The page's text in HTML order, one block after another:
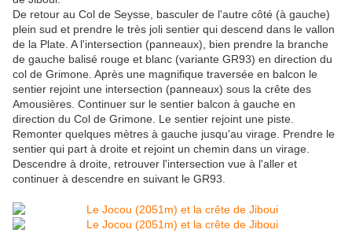
De retour au Col de Seysse, basculer de l'autre côté (à gauche)
plein sud et prendre le très joli sentier qui descend dans le vallon
de la Plate. A l'intersection (panneaux), bien prendre la branche
de gauche balisé rouge et blanc (variante GR93) en direction du
col de Grimone. Après une magnifique traversée en balcon le
sentier rejoint une intersection (panneaux) sous la crête des
Amousières. Continuer sur le sentier balcon à gauche en
direction du Col de Grimone. Le sentier rejoint une piste.
Remonter quelques mètres à gauche jusqu'au virage. Prendre le
sentier qui part à droite et rejoint un chemin dans un virage.
Descendre à droite, retrouver l'intersection vue à l'aller et
continuer à descendre en suivant le GR93.